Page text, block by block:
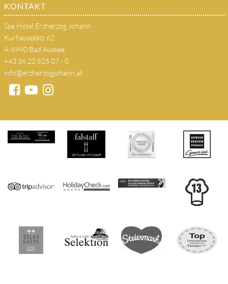
KONTAKT
Spa Hotel Erzherzog Johann
Kurhausplatz 62
A-8990 Bad Aussee
+43 36 22 525 07 - 0
info@erzherzogjohann.at